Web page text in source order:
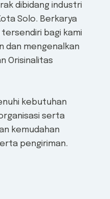
dibidang industri
Solo. Berkarya
bagi kami
dan mengenalkan
Orisinalitas
kebutuhan
serta
kemudahan
pengiriman.